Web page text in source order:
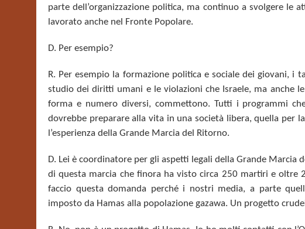
parte dell’organizzazione politica, ma continuo a svolgere
lavorato anche nel Fronte Popolare.
D. Per esempio?
R. Per esempio la formazione politica e sociale dei giovani, i
studio dei diritti umani e le violazioni che Israele, ma anche
forma e numero diversi, commettono. Tutti i programmi
dovrebbe preparare alla vita in una società libera, quella per
l’esperienza della Grande Marcia del Ritorno.
D. Lei è coordinatore per gli aspetti legali della Grande Marcia
di questa marcia che finora ha visto circa 250 martiri e oltre
faccio questa domanda perché i nostri media, a parte
imposto da Hamas alla popolazione gazawa. Un progetto